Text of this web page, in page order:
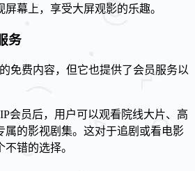
屏幕上，享受大屏观影的乐趣。
务
免费内容，但它也提供了会员服务以
会员后，用户可以观看院线大片、高
属的影视剧集。这对于追剧或看电影
错的选择。